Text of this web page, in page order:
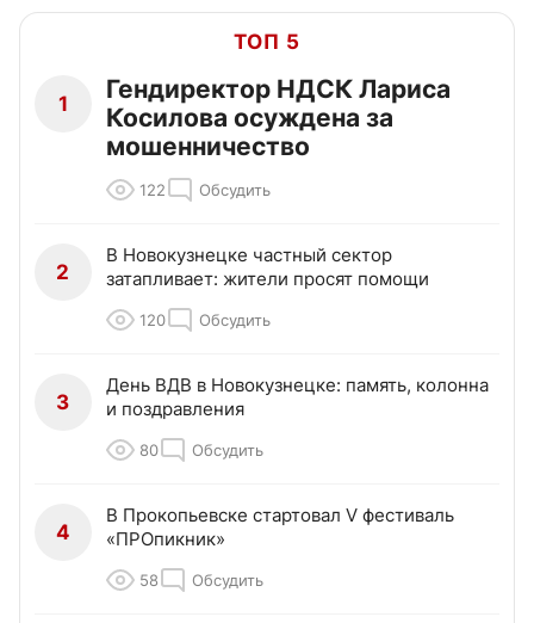
ТОП 5
1
Гендиректор НДСК Лариса
Косилова осуждена за
мошенничество
122 Обсудить
2
В Новокузнецке частный сектор
затапливает: жители просят помощи
120 Обсудить
3
День ВДВ в Новокузнецке: память, колонна
и поздравления
80 Обсудить
4
В Прокопьевске стартовал V фестиваль
«ПРОпикник»
58 Обсудить